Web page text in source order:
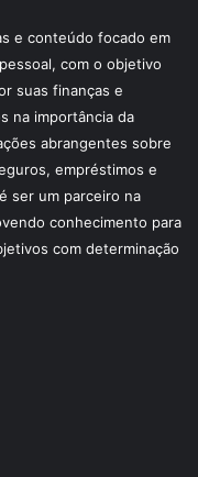
e conteúdo focado em
com o objetivo
suas finanças e
na importância da
abrangentes sobre
empréstimos e
ser um parceiro na
conhecimento para
com determinação